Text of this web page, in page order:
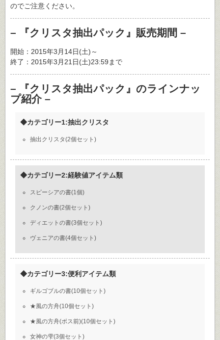
のでご注意ください。
– 『クリスタ抽出パック』販売期間 –
開始：2015年3月14日(土)～
終了：2015年3月21日(土)23:59まで
– 『クリスタ抽出パック』のラインナッ
プ紹介 –
◆カテゴリー1:抽出クリスタ
抽出クリスタ(2個セット)
◆カテゴリー2:経験値アイテム類
スピーシアの書(1個)
クノンの書(2個セット)
ディエットの書(3個セット)
ヴェニアの書(4個セット)
◆カテゴリー3:便利アイテム類
ギルゴブルの書(10個セット)
★風の方舟(10個セット)
★風の方舟(ボス前)(10個セット)
女神の雫(3個セット)